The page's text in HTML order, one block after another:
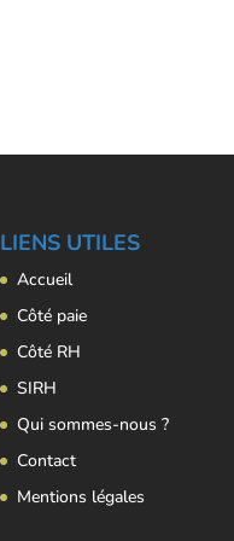
LIENS UTILES
Accueil
Côté paie
Côté RH
SIRH
Qui sommes-nous ?
Contact
Mentions légales